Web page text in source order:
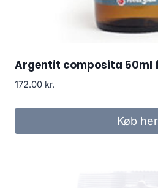
Argentit composita 50ml
172.00 kr.
Køb her